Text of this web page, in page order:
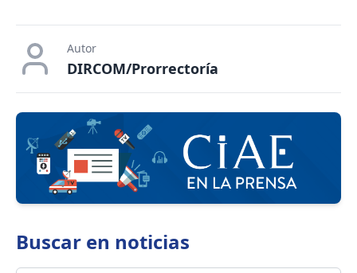
Autor
DIRCOM/Prorrectoría
Buscar en noticias